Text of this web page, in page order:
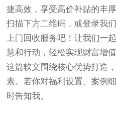
捷高效，享受高价补贴的丰
扫描下方二维码，或登录我
上门回收服务吧！让我们一
慧和行动，轻松实现财富增
这篇软文围绕核心优势打造
素。若你对福利设置、案例
时告知我。